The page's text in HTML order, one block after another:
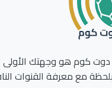
هو وجهتك الأولى
مع معرفة القنوات